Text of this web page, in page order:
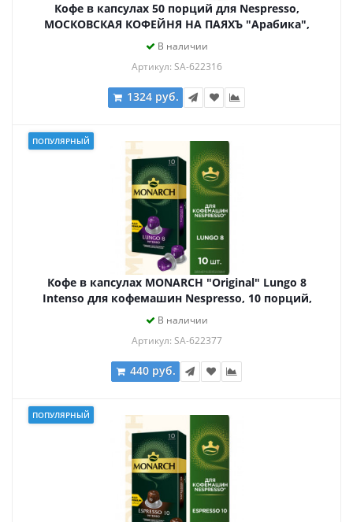
Кофе в капсулах 50 порций для Nespresso,
МОСКОВСКАЯ КОФЕЙНЯ НА ПАЯХЪ "Арабика",
арабика 100%
В наличии
Артикул: SA-622316
1324 руб.
ПОПУЛЯРНЫЙ
Кофе в капсулах MONARCH "Original" Lungo 8
Intenso для кофемашин Nespresso, 10 порций,
4058903
В наличии
Артикул: SA-622377
440 руб.
ПОПУЛЯРНЫЙ